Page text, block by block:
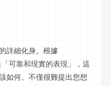
詳細化身。根據
可靠和現實的表現」，這
如何。不僅很難提出您想